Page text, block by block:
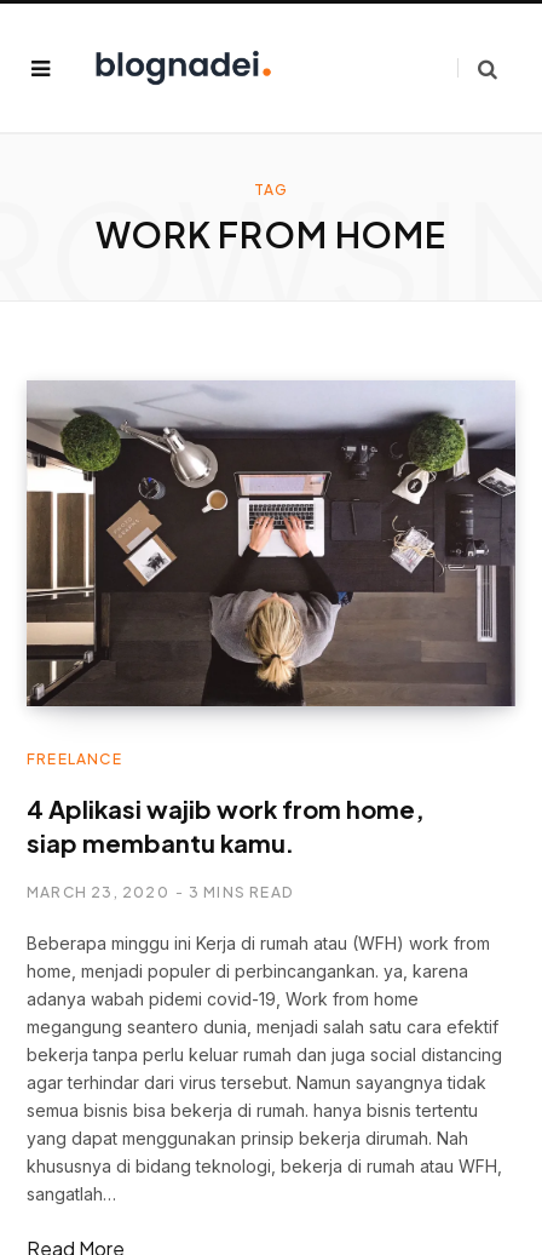
TAG
WORK FROM HOME
FREELANCE
4 Aplikasi wajib work from home,
siap membantu kamu.
MARCH 23, 2020 3 MINS READ
Beberapa minggu ini Kerja di rumah atau (WFH) work from
home, menjadi populer di perbincangankan. ya, karena
adanya wabah pidemi covid-19, Work from home
megangung seantero dunia, menjadi salah satu cara efektif
bekerja tanpa perlu keluar rumah dan juga social distancing
agar terhindar dari virus tersebut. Namun sayangnya tidak
semua bisnis bisa bekerja di rumah. hanya bisnis tertentu
yang dapat menggunakan prinsip bekerja dirumah. Nah
khususnya di bidang teknologi, bekerja di rumah atau WFH,
sangatlah…
Read More